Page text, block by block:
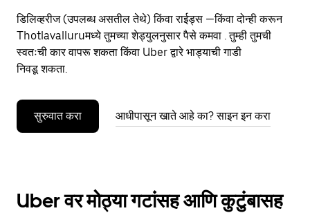
डिलिव्हरीज (उपलब्ध असतील तेथे) किंवा राईड्स —किंवा दोन्ही करून
Thotlavalluruमध्ये तुमच्या शेड्युलनुसार पैसे कमवा . तुम्ही तुमची
स्वतःची कार वापरू शकता किंवा Uber द्वारे भाड्याची गाडी
निवडू शकता.
सुरुवात करा आधीपासून खाते आहे का? साइन इन करा
Uber वर मोठ्या गटांसह आणि कुटुंबासह